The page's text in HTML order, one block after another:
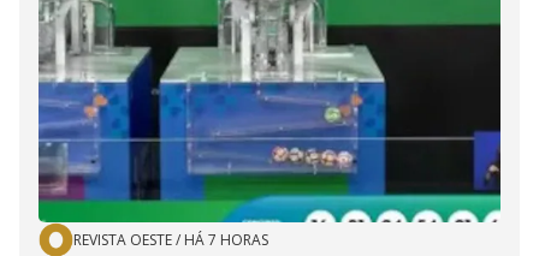
REVISTA OESTE/ HÁ 7 HORAS